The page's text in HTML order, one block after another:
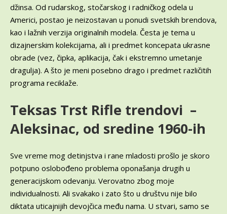
džinsa. Od rudarskog, stočarskog i radničkog odela u
Americi, postao je neizostavan u ponudi svetskih brendova,
kao i lažnih verzija originalnih modela. Česta je tema u
dizajnerskim kolekcijama, ali i predmet koncepata ukrasne
obrade (vez, čipka, aplikacija, čak i ekstremno umetanje
dragulja). A što je meni posebno drago i predmet različitih
programa reciklaže.
Teksas Trst Rifle trendovi –
Aleksinac, od sredine 1960-ih
Sve vreme mog detinjstva i rane mladosti prošlo je skoro
potpuno oslobođeno problema oponašanja drugih u
generacijskom odevanju. Verovatno zbog moje
individualnosti. Ali svakako i zato što u društvu nije bilo
diktata uticajnijih devojčica među nama. U stvari, samo se